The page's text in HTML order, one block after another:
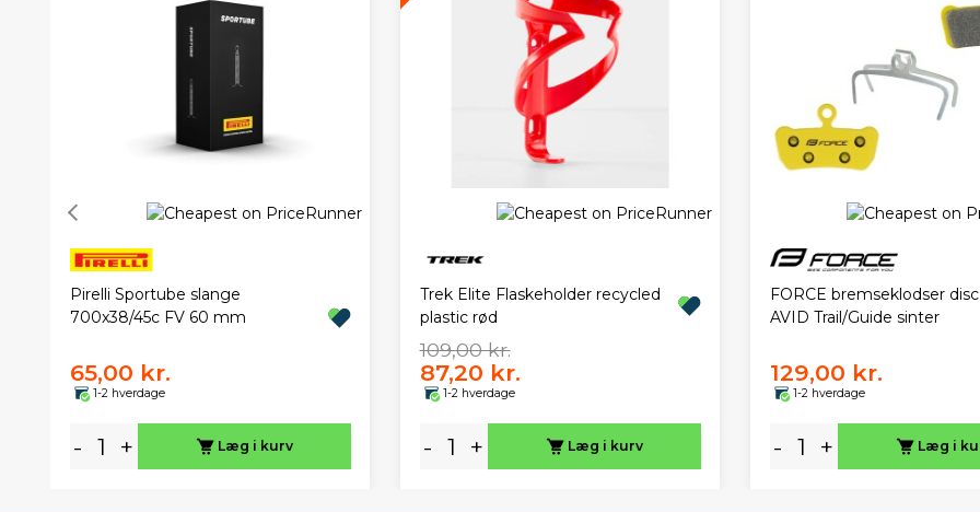
Pirelli Sportube slange
700x38/45c FV 60 mm
65,00 kr.
1-2 hverdage
- + Læg i kurv
Trek Elite Flaskeholder recycled
plastic rød
109,00 kr.
87,20 kr.
1-2 hverdage
- + Læg i kurv
FORCE bremseklodser
AVID Trail/Guide sinter
129,00 kr.
1-2 hverdage
- + Læg i